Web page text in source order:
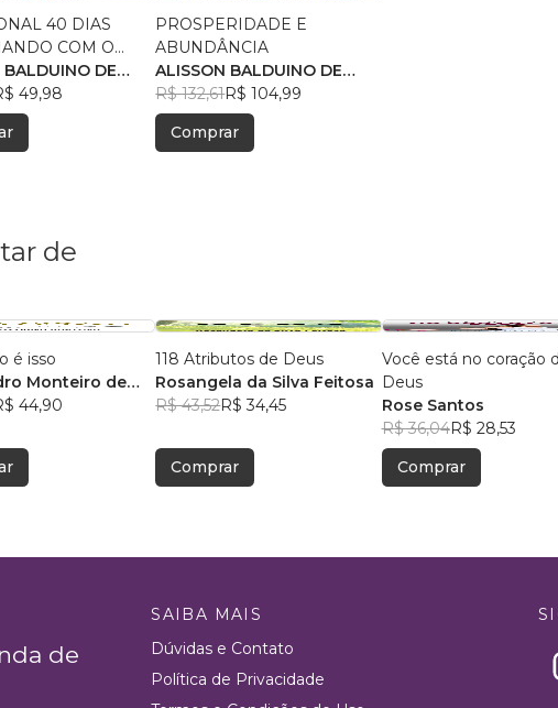
40 DIAS
COM O
SANTO
BALDUINO DE
49,98
PROSPERIDADE E
ABUNDÂNCIA
ALISSON BALDUINO DE
PAULA
R$ 132,61R$ 104,99
Comprar
de
é isso
Monteiro de
44,90
118 Atributos de Deus
Rosangela da Silva Feitosa
R$ 43,52R$ 34,45
Comprar
Você está no coração
Deus
Rose Santos
R$ 36,04R$ 28,53
Comprar
de
SAIBA MAIS
Dúvidas e Contato
Política de Privacidade